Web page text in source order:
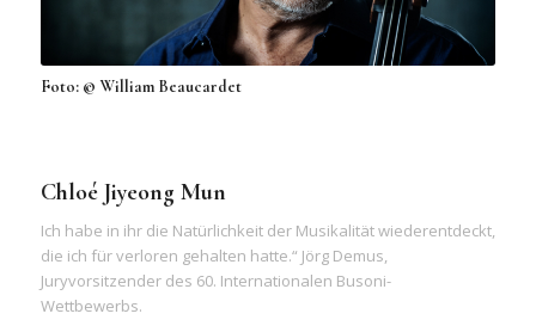
Foto: © William Beaucardet
Chloé Jiyeong Mun
Ich habe in ihr die Natürlichkeit der Musikalität wiederentdeckt,
die ich für verloren gehalten hatte.“ Jörg Demus,
Juryvorsitzender des 60. Internationalen Busoni-
Wettbewerbs.